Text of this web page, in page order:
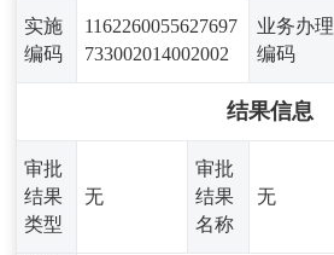
实施
编码
1162260055627697
733002014002002
业务办理
编码
结果信息
审批
结果
类型
无
审批
结果
名称
无